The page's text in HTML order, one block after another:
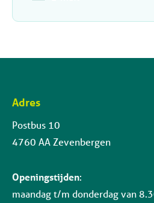
Contactinformatie
Adres
Postbus 10
4760 AA Zevenbergen
Openingstijden:
maandag t/m donderdag van